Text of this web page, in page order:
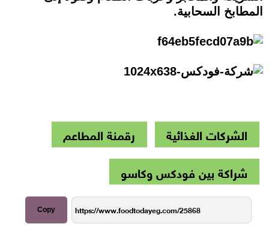
المطابخ السحابية.
الشركات الغذائية
رقمنة المطاعم
شراكة بين فودكس وكاسو
Copy